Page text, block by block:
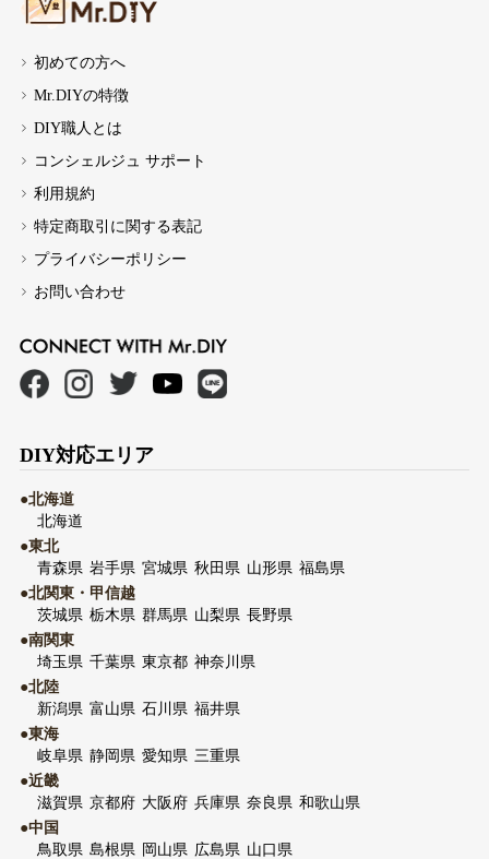
初めての方へ
Mr.DIYの特徴
DIY職人とは
コンシェルジュ サポート
利用規約
特定商取引に関する表記
プライバシーポリシー
お問い合わせ
DIY対応エリア
●北海道
北海道
●東北
青森県 岩手県 宮城県 秋田県 山形県 福島県
●北関東・甲信越
茨城県 栃木県 群馬県 山梨県 長野県
●南関東
埼玉県 千葉県 東京都 神奈川県
●北陸
新潟県 富山県 石川県 福井県
●東海
岐阜県 静岡県 愛知県 三重県
●近畿
滋賀県 京都府 大阪府 兵庫県 奈良県 和歌山県
●中国
鳥取県 島根県 岡山県 広島県 山口県